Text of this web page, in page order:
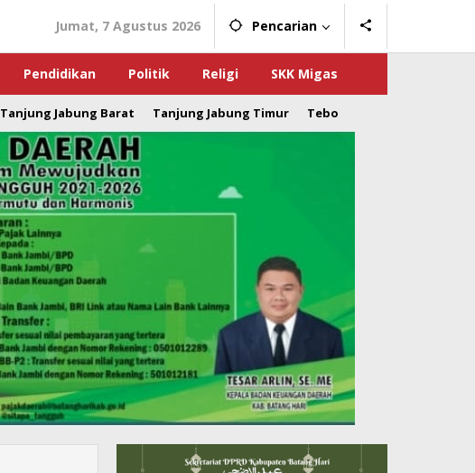
Jumat, 7 Agustus 2026 Pencarian
Pendidikan Politik Religi SKK Migas
Tanjung Jabung Barat Tanjung Jabung Timur Tebo